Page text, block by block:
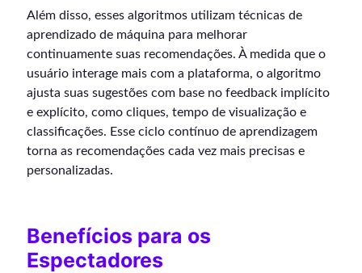
Além disso, esses algoritmos utilizam técnicas de
aprendizado de máquina para melhorar
continuamente suas recomendações. À medida que o
usuário interage mais com a plataforma, o algoritmo
ajusta suas sugestões com base no feedback implícito
e explícito, como cliques, tempo de visualização e
classificações. Esse ciclo contínuo de aprendizagem
torna as recomendações cada vez mais precisas e
personalizadas.
Benefícios para os
Espectadores